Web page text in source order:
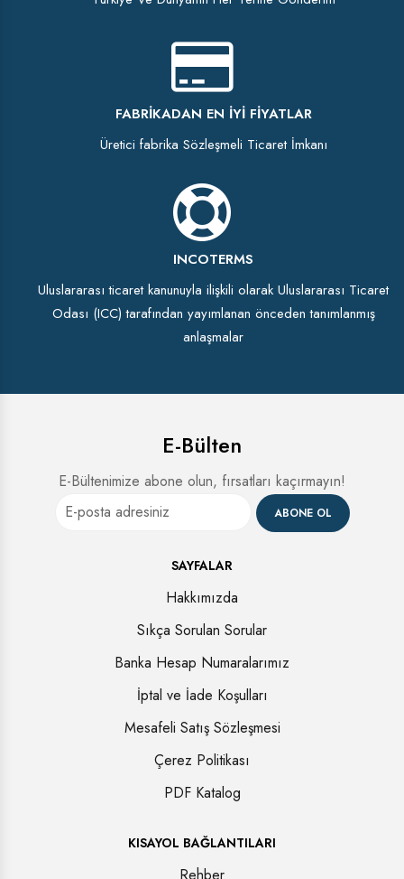
FABRIKADAN EN İYI FIYATLAR
Üretici fabrika Sözleşmeli Ticaret İmkanı
INCOTERMS
Uluslararası ticaret kanunuyla ilişkili olarak Uluslararası Ticaret
Odası (ICC) tarafından yayımlanan önceden tanımlanmış
anlaşmalar
E-Bülten
E-Bültenimize abone olun, fırsatları kaçırmayın!
ABONE OL
SAYFALAR
Hakkımızda
Sıkça Sorulan Sorular
Banka Hesap Numaralarımız
İptal ve İade Koşulları
Mesafeli Satış Sözleşmesi
Çerez Politikası
PDF Katalog
KISAYOL BAĞLANTILARI